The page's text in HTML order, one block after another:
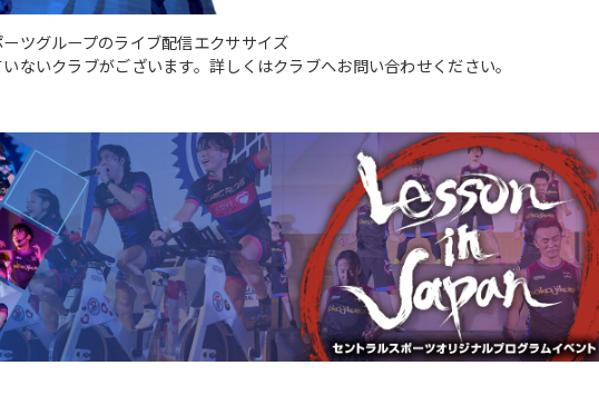
ツグループのライブ配信エクササイズ
ないクラブがございます。詳しくはクラブへお問い合わせください。
original content. We ask that you
Automatic translation start